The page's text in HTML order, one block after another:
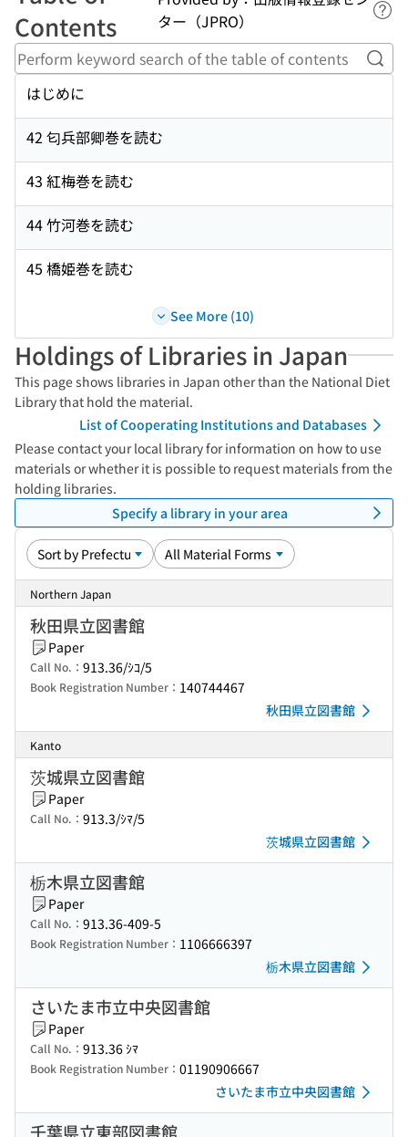
Contents
ター（JPRO）
はじめに
42 匂兵部卿巻を読む
43 紅梅巻を読む
44 竹河巻を読む
45 橋姫巻を読む
See More (10)
Holdings of Libraries in Japan
This page shows libraries in Japan other than the National Diet
Library that hold the material.
List of Cooperating Institutions and Databases
Please contact your local library for information on how to use
materials or whether it is possible to request materials from the
holding libraries.
Specify a library in your area
Northern Japan
秋田県立図書館
Paper
Call No.： 913.36/ｼｺ/5
Book Registration Number： 140744467
秋田県立図書館
Kanto
茨城県立図書館
Paper
Call No.： 913.3/ｼﾏ/5
茨城県立図書館
栃木県立図書館
Paper
Call No.： 913.36-409-5
Book Registration Number： 1106666397
栃木県立図書館
さいたま市立中央図書館
Paper
Call No.： 913.36 ｼﾏ
Book Registration Number： 01190906667
さいたま市立中央図書館
千葉県立東部図書館